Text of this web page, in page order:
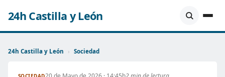
24h Castilla y León
24h Castilla y León › Sociedad